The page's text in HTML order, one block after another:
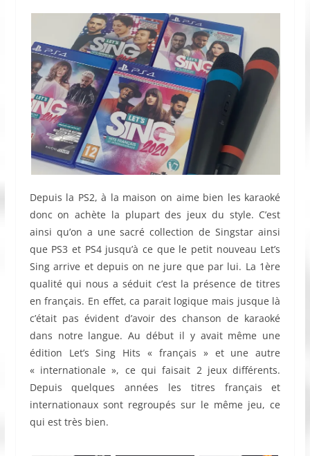
Depuis la PS2, à la maison on aime bien les karaoké
donc on achète la plupart des jeux du style. C’est
ainsi qu’on a une sacré collection de Singstar ainsi
que PS3 et PS4 jusqu’à ce que le petit nouveau Let’s
Sing arrive et depuis on ne jure que par lui. La 1ère
qualité qui nous a séduit c’est la présence de titres
en français. En effet, ca parait logique mais jusque là
c’était pas évident d’avoir des chanson de karaoké
dans notre langue. Au début il y avait même une
édition Let’s Sing Hits « français » et une autre
« internationale », ce qui faisait 2 jeux différents.
Depuis quelques années les titres français et
internationaux sont regroupés sur le même jeu, ce
qui est très bien.